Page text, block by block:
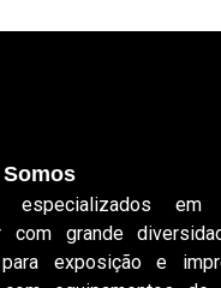
especializados em
com grande
exposição e